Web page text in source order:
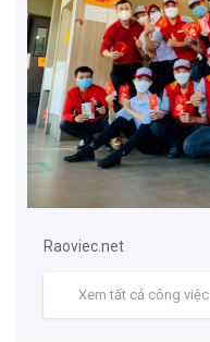
Raoviec.net
Xem tất cả công việc